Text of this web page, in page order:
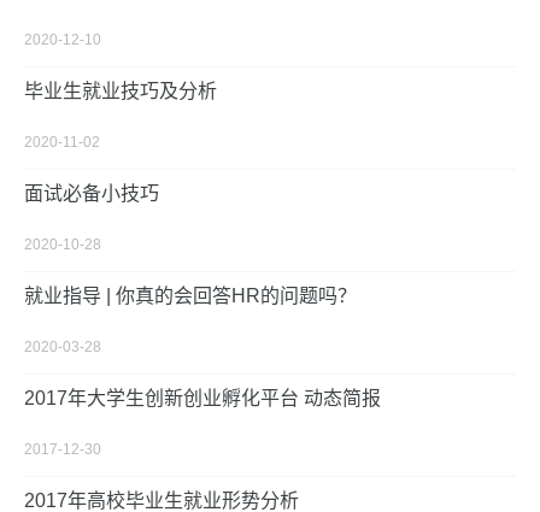
2020-12-10
毕业生就业技巧及分析
2020-11-02
面试必备小技巧
2020-10-28
就业指导 | 你真的会回答HR的问题吗？
2020-03-28
2017年大学生创新创业孵化平台 动态简报
2017-12-30
2017年高校毕业生就业形势分析